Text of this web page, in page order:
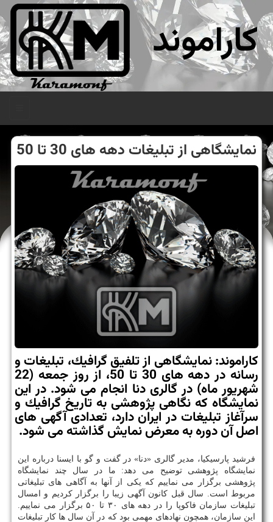
کاراموند
نمایشگاهی از تبلیغات دهه های 30 تا 50
كاراموند: نمایشگاهی از تلفیق گرافیك، تبلیغات و
رسانه در دهه های 30 تا 50، از روز جمعه (22
شهریور ماه) در گالری دنا انجام می شود. در این
نمایشگاه كه نگاهی پژوهشی به تاریخ گرافیك و
سرآغاز تبلیغات در ایران دارد، تعدادی آگهی های
اصل آن دوره به معرض نمایش گذاشته می شود.
فرشید پارسی‎كیا، مدیر گالری «دنا» در گفت و گو با ایسنا درباره این
نمایشگاه پژوهشی توضیح می دهد: ما در سال چند نمایشگاه
پژوهشی برگزار می نماییم كه یكی از آنها به آگاهی های تبلیغاتی
مربوط است. سال قبل كانون آگهی زیبا را برگزار كردیم و امسال
تبلیغات سازمان فاكوپا را در دهه های ۳۰ تا ۵۰ برگزار می نماییم.
این سازمان، همچون نهادهای مهمی بود كه در آن سال ها كار تبلیغات